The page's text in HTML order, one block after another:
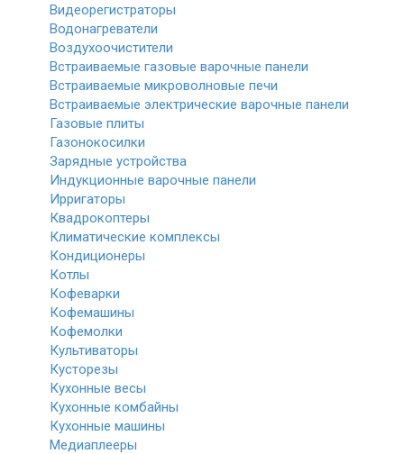
Видеорегистраторы
Водонагреватели
Воздухоочистители
Встраиваемые газовые варочные панели
Встраиваемые микроволновые печи
Встраиваемые электрические варочные панели
Газовые плиты
Газонокосилки
Зарядные устройства
Индукционные варочные панели
Ирригаторы
Квадрокоптеры
Климатические комплексы
Кондиционеры
Котлы
Кофеварки
Кофемашины
Кофемолки
Культиваторы
Кусторезы
Кухонные весы
Кухонные комбайны
Кухонные машины
Медиаплееры